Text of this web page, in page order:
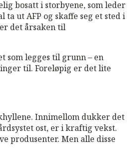
bosatt i storbyene, som leder
ut AFP og skaffe seg et sted i
det årsaken til
som legges til grunn – en
til. Foreløpig er det lite
Innimellom dukker det
ost, er i kraftig vekst.
produsenter. Men alle disse